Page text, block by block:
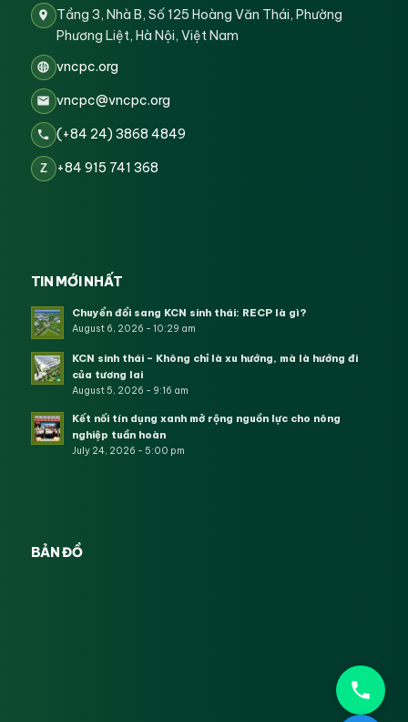
Tầng 3, Nhà B, Số 125 Hoàng Văn Thái, Phường
Phương Liệt, Hà Nội, Việt Nam
vncpc.org
vncpc@vncpc.org
(+84 24) 3868 4849
Z +84 915 741 368
TIN MỚI NHẤT
Chuyển đổi sang KCN sinh thái: RECP là gì?
August 6, 2026 - 10:29 am
KCN sinh thái – Không chỉ là xu hướng, mà là hướng đi
của tương lai
August 5, 2026 - 9:16 am
Kết nối tín dụng xanh mở rộng nguồn lực cho nông
nghiệp tuần hoàn
July 24, 2026 - 5:00 pm
BẢN ĐỒ